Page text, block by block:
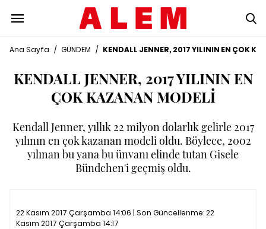
Ana Sayfa / GÜNDEM / KENDALL JENNER, 2017 YILININ EN ÇOK
KENDALL JENNER, 2017 YILININ EN
ÇOK KAZANAN MODELİ
Kendall Jenner, yıllık 22 milyon dolarlık gelirle 2017
yılının en çok kazanan modeli oldu. Böylece, 2002
yılınan bu yana bu ünvanı elinde tutan Gisele
Bündchen'i geçmiş oldu.
22 Kasım 2017 Çarşamba 14:06 | Son Güncellenme:22
Kasım 2017 Çarşamba 14:17